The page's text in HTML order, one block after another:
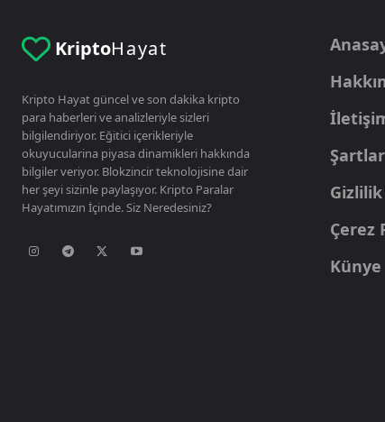
KriptoHayat
Kripto Hayat güncel ve son dakika kripto
para haberleri ve analizleriyle sizleri
bilgilendiriyor. Eğitici içerikleriyle
okuyucularina piyasa dinamikleri hakkında
bilgiler veriyor. Blokzincir teknolojisine dair
her şeyi sizinle paylaşıyor. Kripto Paralar
Hayatımızın İçinde. Siz Neredesiniz?
Çerez
Künye